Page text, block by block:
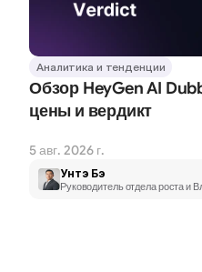
Аналитика и тенденции
Обзор HeyGen AI
цены и вердикт
5 авг. 2026 г.
Унтэ Бэ
Руководитель отдела роста и